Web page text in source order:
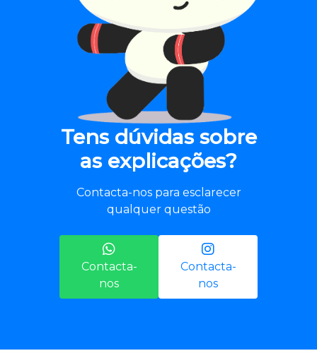
Tens dúvidas sobre
as explicações?
Contacta-nos para esclarecer
qualquer questão
Contacta-
nos
Contacta-
nos